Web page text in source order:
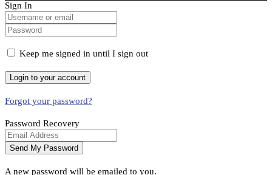
Sign In
Keep me signed in until I sign out
Forgot your password?
Password Recovery
A new password will be emailed to you.